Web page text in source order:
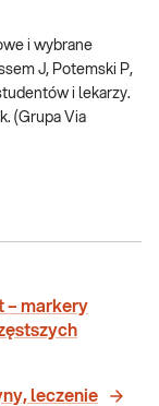
i wybrane
J, Potemski P,
i lekarzy.
(Grupa Via
– markery
leczenie